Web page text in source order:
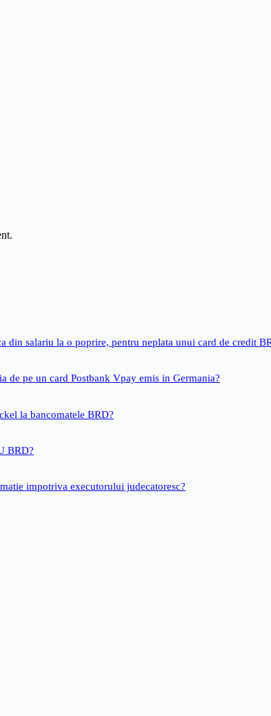
din salariu la o poprire, pentru neplata unui card de credit
de pe un card Postbank Vpay emis in Germania?
la bancomatele BRD?
BRD?
impotriva executorului judecatoresc?